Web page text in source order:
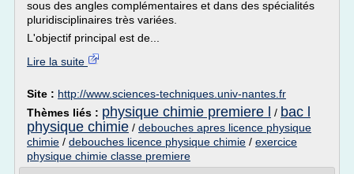
sous des angles complémentaires et dans des spécialités
pluridisciplinaires très variées.
L'objectif principal est de...
Lire la suite
Site : http://www.sciences-techniques.univ-nantes.fr
Thèmes liés : physique chimie premiere l / bac l
physique chimie / debouches apres licence physique
chimie / debouches licence physique chimie / exercice
physique chimie classe premiere